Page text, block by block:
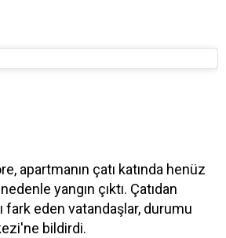
apartmanın çatı katında henüz
yangın çıktı. Çatıdan
fark eden vatandaşlar, durumu
bildirdi.